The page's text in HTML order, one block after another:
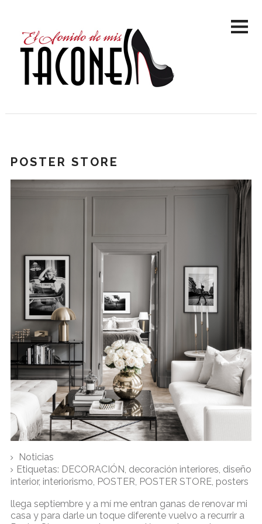
POSTER STORE
Noticias
Etiquetas: DECORACIÓN, decoración interiores, diseño
interior, interiorismo, POSTER, POSTER STORE, posters
llega septiembre y a mí me entran ganas de renovar mi
casa y para darle un toque diferente vuelvo a recurrir a